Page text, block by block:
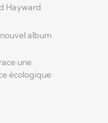
Hayward
album
une
écologique